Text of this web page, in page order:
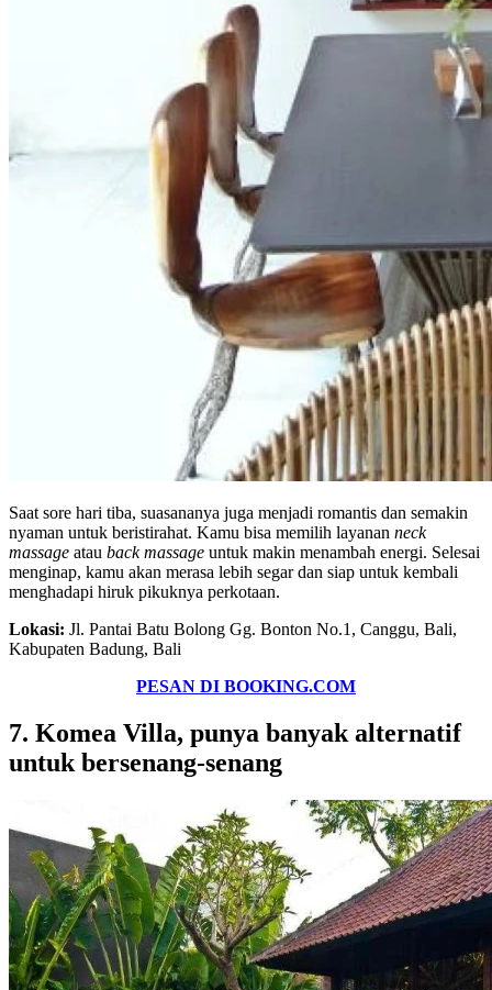
Saat sore hari tiba, suasananya juga menjadi romantis dan semakin
nyaman untuk beristirahat. Kamu bisa memilih layanan neck
massage atau back massage untuk makin menambah energi. Selesai
menginap, kamu akan merasa lebih segar dan siap untuk kembali
menghadapi hiruk pikuknya perkotaan.
Lokasi: Jl. Pantai Batu Bolong Gg. Bonton No.1, Canggu, Bali,
Kabupaten Badung, Bali
PESAN DI BOOKING.COM
7. Komea Villa, punya banyak alternatif
untuk bersenang-senang